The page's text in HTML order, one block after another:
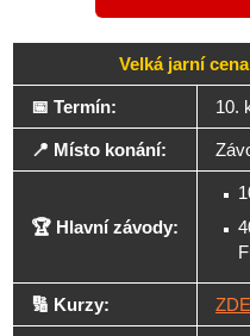
Velká jarní
📅 Termín: 10.
📍 Místo konání:
🏆 Hlavní závody:
🔢 Kurzy: